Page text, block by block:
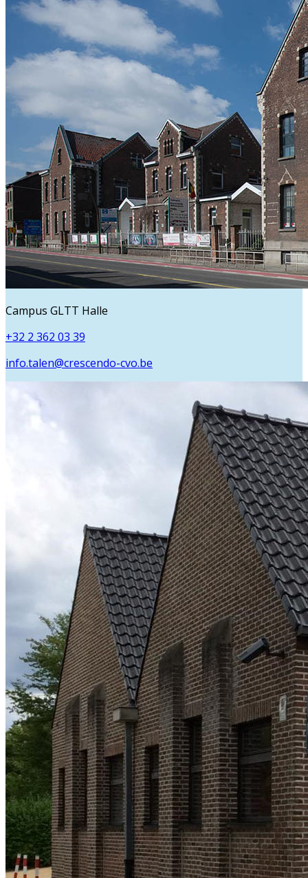
Campus GLTT Halle
+32 2 362 03 39
info.talen@crescendo-cvo.be